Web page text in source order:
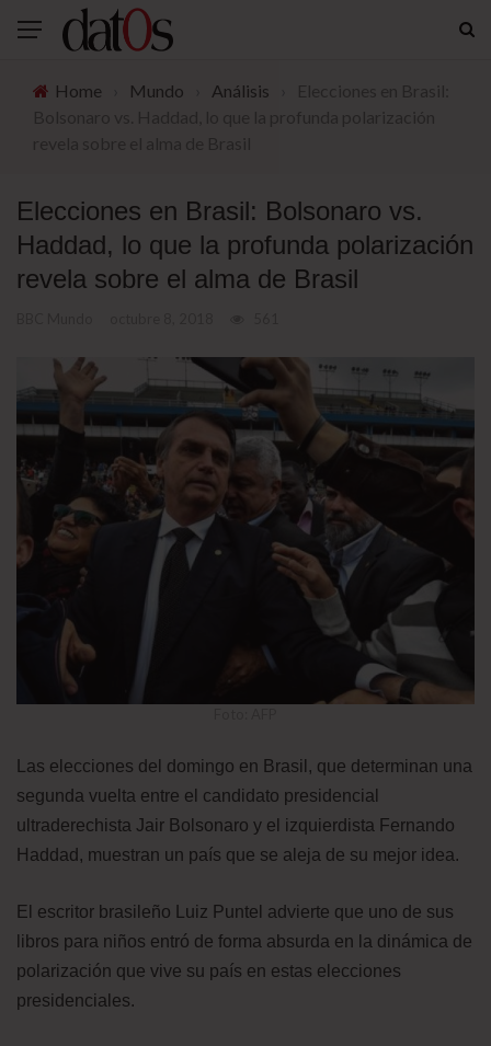
Home Mundo Análisis
Elecciones en Brasil: Bolsonaro vs.
Haddad, lo que la profunda polarización
revela sobre el alma de Brasil
Las elecciones del domingo en Brasil, que determinan una
segunda vuelta entre el candidato presidencial
ultraderechista Jair Bolsonaro y el izquierdista Fernando
Haddad, muestran un país que se aleja de su mejor idea.
El escritor brasileño Luiz Puntel advierte que uno de sus
libros para niños entró de forma absurda en la dinámica de
polarización que vive su país en estas elecciones
presidenciales.